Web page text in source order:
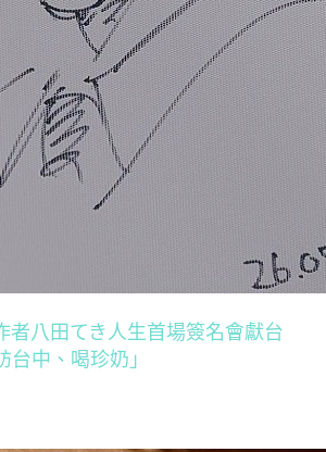
者八田てき人生首場簽名會獻台
台中、喝珍奶」